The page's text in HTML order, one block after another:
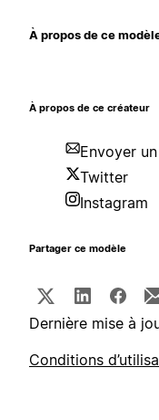
À propos de ce
À propos de ce créateur
Envoyer
Twitter
Instagram
Partager ce modèle
Dernière mise à
Conditions